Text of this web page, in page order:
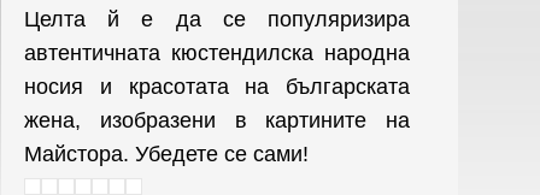
Целта й е да се популяризира
автентичната кюстендилска народна
носия и красотата на българската
жена, изобразени в картините на
Майстора. Убедете се сами!